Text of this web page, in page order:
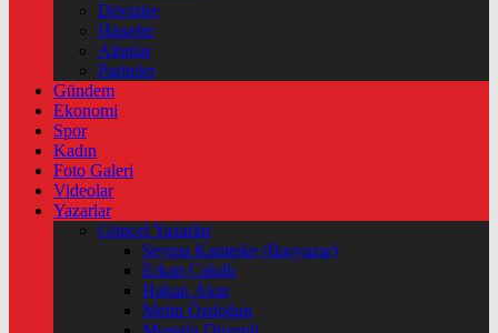
Dövizler
Hisseler
Altınlar
Pariteler
Gündem
Ekonomi
Spor
Kadın
Foto Galeri
Videolar
Yazarlar
Güncel Yazarlar
Şeyma Karateke (Başyazar)
Erkan Çakıllı
Hakan Akın
Metin Özdoğan